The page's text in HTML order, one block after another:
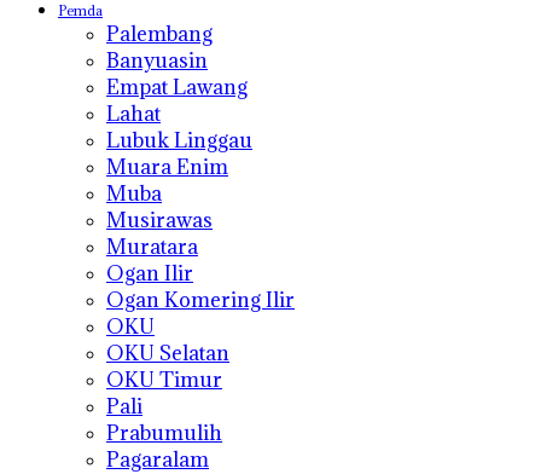
Pemda
Palembang
Banyuasin
Empat Lawang
Lahat
Lubuk Linggau
Muara Enim
Muba
Musirawas
Muratara
Ogan Ilir
Ogan Komering Ilir
OKU
OKU Selatan
OKU Timur
Pali
Prabumulih
Pagaralam